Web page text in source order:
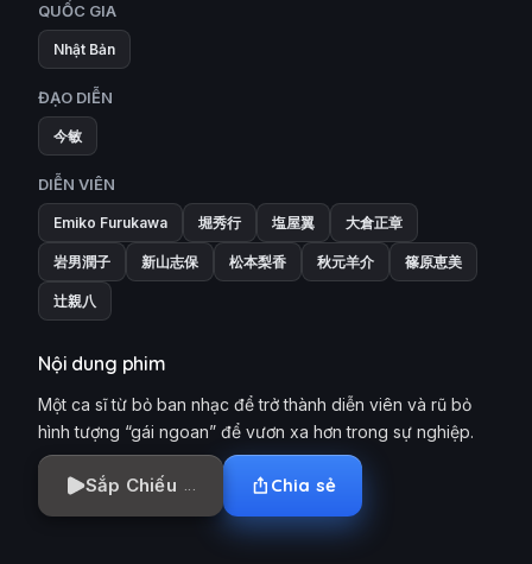
QUỐC GIA
Nhật Bản
ĐẠO DIỄN
今敏
DIỄN VIÊN
Emiko Furukawa 堀秀行 塩屋翼 大倉正章
岩男潤子 新山志保 松本梨香 秋元羊介 篠原恵美
辻親八
Nội dung phim
Một ca sĩ từ bỏ ban nhạc để trở thành diễn viên và rũ bỏ
hình tượng “gái ngoan” để vươn xa hơn trong sự nghiệp.
Sắp Chiếu Chia sẻ